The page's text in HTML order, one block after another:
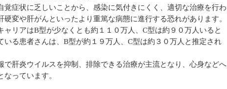
症状に乏しいことから、感染に気付きにくく、適切な治療を行わ
変や肝がんといったより重篤な病態に進行する恐れがあります。
リアはB型が少なくとも約１１０万人、C型は約９０万人いると
いる患者さんは、B型が約１９万人、C型は約３０万人と推定され
肝炎ウイルスを抑制、排除できる治療が主流となり、心身などへ
っています。